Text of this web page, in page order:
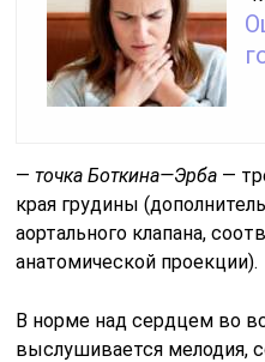
—точка Боткина—Эрба —
края грудины
аортального клапана,
анатомической проекции).
В норме над сердцем во
выслушивается мелодия,